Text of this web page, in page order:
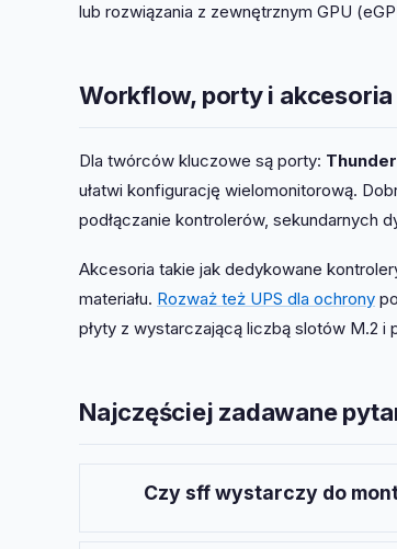
lub rozwiązania z zewnętrznym GPU
Workflow, porty i
Dla twórców kluczowe są porty:
ułatwi konfigurację wielomonitorową.
podłączanie kontrolerów, sekundarnych
Akcesoria takie jak dedykowane
materiału. Rozważ też UPS dla ochrony
płyty z wystarczającą liczbą slotów M.2 i
Najczęściej zadawane
Czy sff wystarczy do